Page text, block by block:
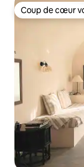
Coup de cœur
Coup de cœur